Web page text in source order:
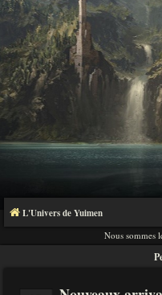
L'Univers de Yuimen
Nous sommes